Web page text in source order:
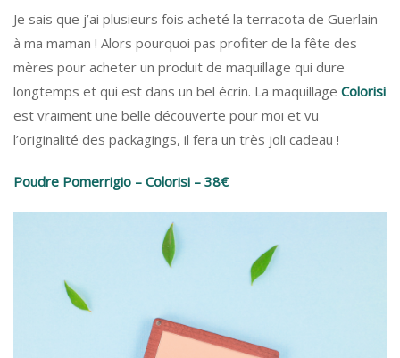
Je sais que j’ai plusieurs fois acheté la terracota de Guerlain
à ma maman ! Alors pourquoi pas profiter de la fête des
mères pour acheter un produit de maquillage qui dure
longtemps et qui est dans un bel écrin. La maquillage Colorisi
est vraiment une belle découverte pour moi et vu
l’originalité des packagings, il fera un très joli cadeau !
Poudre Pomerrigio – Colorisi – 38€